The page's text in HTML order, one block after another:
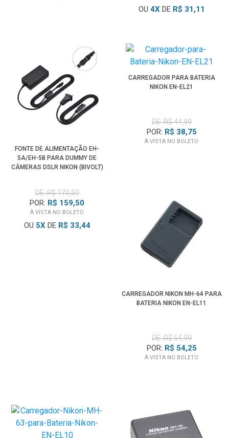
OU 4XDE R$ 31,11
FONTE DE ALIMENTAÇÃO EH-
5A/EH-5B PARA DUMMY DE
CÂMERAS DSLR NIKON (BIVOLT)
DE: R$ 170,50
POR: R$ 159,50
À VISTA NO BOLETO
OU 5XDE R$ 33,44
CARREGADOR PARA BATERIA
NIKON EN-EL21
DE: R$ 44,99
POR: R$ 38,75
À VISTA NO BOLETO
CARREGADOR NIKON MH-64 PARA
BATERIA NIKON EN-EL11
DE: R$ 54,99
POR: R$ 54,25
À VISTA NO BOLETO